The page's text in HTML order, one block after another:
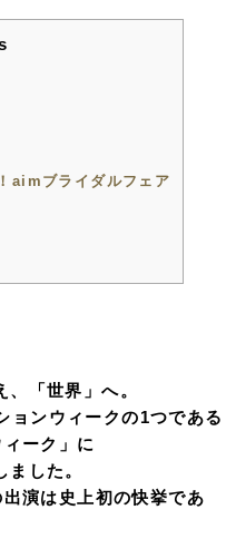
aimブライダルフェア
「世界」へ。
ョンウィークの1つである
ーク」に
した。
演は史上初の快挙であ